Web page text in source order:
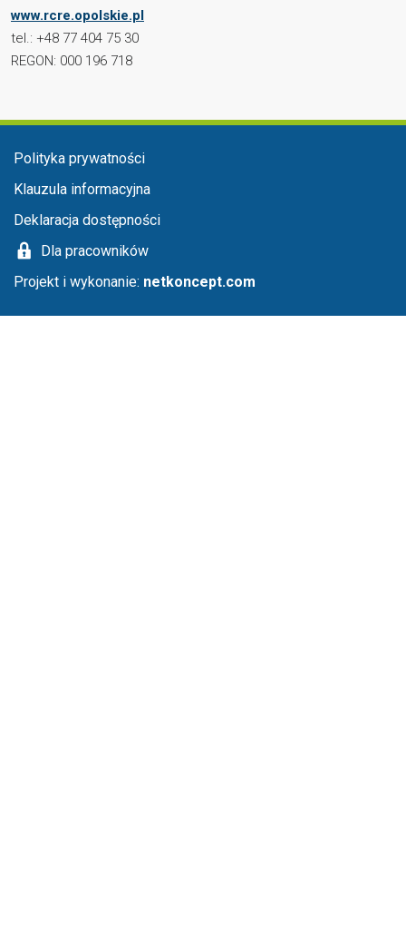
www.rcre.opolskie.pl
tel.: +48 77 404 75 30
REGON: 000 196 718
Menu stopka
Polityka prywatności
Klauzula informacyjna
Deklaracja dostępności
Dla pracowników
Projekt i wykonanie: netkoncept.com